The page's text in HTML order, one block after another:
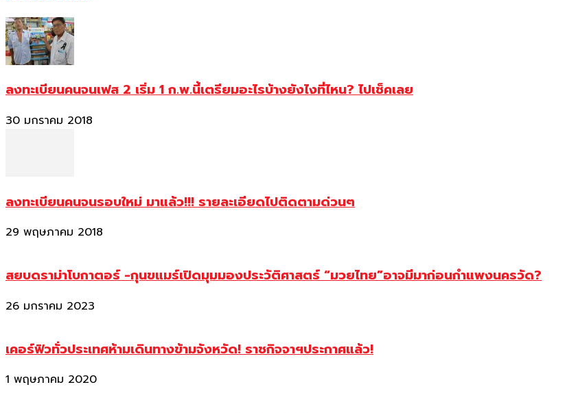
ลงทะเบียนคนจนเฟส 2 เริ่ม 1 ก.พ.นี้เตรียมอะไรบ้างยังไงที่ไหน? ไปเช็คเลย
30 มกราคม 2018
ลงทะเบียนคนจนรอบใหม่ มาแล้ว!!! รายละเอียดไปติดตามด่วนๆ
29 พฤษภาคม 2018
สยบดราม่าโบกาตอร์ -กุนขแมร์เปิดมุมมองประวัติศาสตร์ “มวยไทย”อาจมีมาก่อนกำแพงนครวัด?
26 มกราคม 2023
เคอร์ฟิวทั่วประเทศห้ามเดินทางข้ามจังหวัด! ราชกิจจาฯประกาศแล้ว!
1 พฤษภาคม 2020